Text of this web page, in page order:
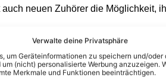
Verwalte deine Privatsphäre
um Geräteinformationen zu speichern und/
(nicht) personalisierte Werbung anzuzeigen.
Merkmale und Funktionen beeinträchtigen.
neuen Zuhörer die Möglichkeit,
zur Tour 2025! ++